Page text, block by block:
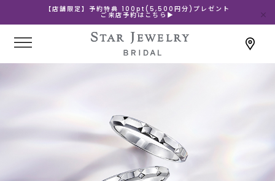
【店舗限定】予約特典 100pt(5,500円分)プレゼント
ご来店予約はこちら▶